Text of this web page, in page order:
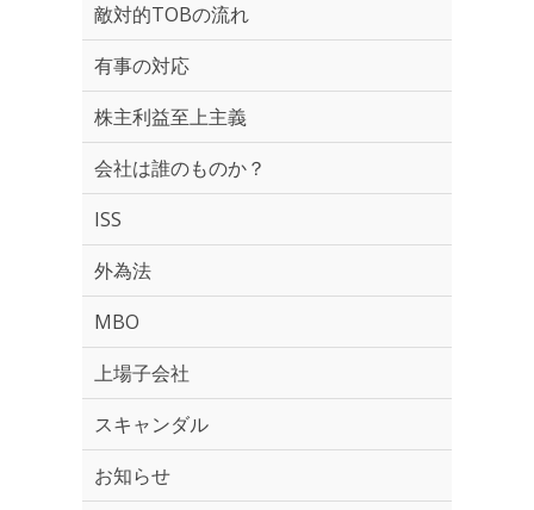
敵対的TOBの流れ
有事の対応
株主利益至上主義
会社は誰のものか？
ISS
外為法
MBO
上場子会社
スキャンダル
お知らせ